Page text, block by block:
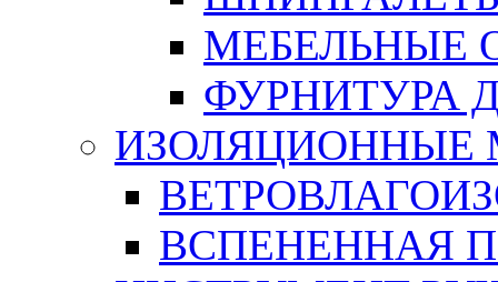
МЕБЕЛЬНЫЕ
ФУРНИТУРА
ИЗОЛЯЦИОННЫЕ
ВСПЕНЕННАЯ